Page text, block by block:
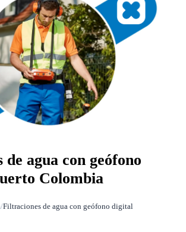
agua con geófono
Colombia
/Filtraciones de agua con geófono digital